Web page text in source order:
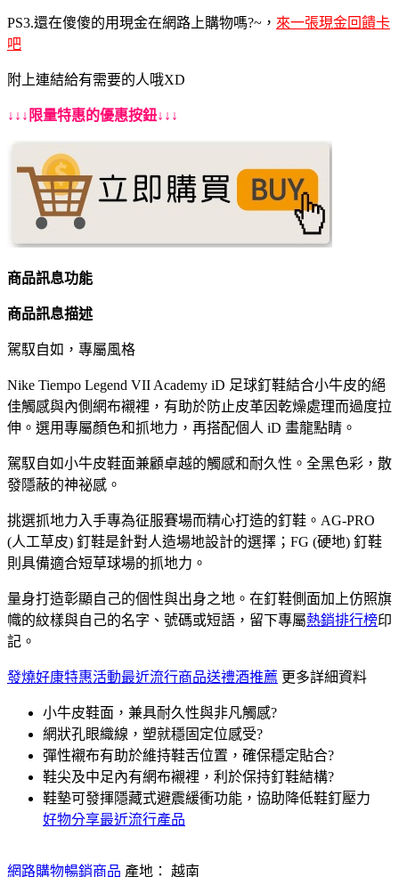
PS3.還在傻傻的用現金在網路上購物嗎?~， 來一張現金回饋卡
吧
附上連結給有需要的人哦XD
↓↓↓限量特惠的優惠按鈕↓↓↓
商品訊息功能
商品訊息描述
駕馭自如，專屬風格
Nike Tiempo Legend VII Academy iD 足球釘鞋結合小牛皮的絕
佳觸感與內側網布襯裡，有助於防止皮革因乾燥處理而過度拉
伸。選用專屬顏色和抓地力，再搭配個人 iD 畫龍點睛。
駕馭自如小牛皮鞋面兼顧卓越的觸感和耐久性。全黑色彩，散
發隱蔽的神祕感。
挑選抓地力入手專為征服賽場而精心打造的釘鞋。AG-PRO
(人工草皮) 釘鞋是針對人造場地設計的選擇；FG (硬地) 釘鞋
則具備適合短草球場的抓地力。
量身打造彰顯自己的個性與出身之地。在釘鞋側面加上仿照旗
幟的紋樣與自己的名字、號碼或短語，留下專屬熱銷排行榜印
記。
發燒好康特惠活動最近流行商品送禮酒推薦 更多詳細資料
小牛皮鞋面，兼具耐久性與非凡觸感?
網狀孔眼織線，塑就穩固定位感受?
彈性襯布有助於維持鞋舌位置，確保穩定貼合?
鞋尖及中足內有網布襯裡，利於保持釘鞋結構?
鞋墊可發揮隱藏式避震緩衝功能，協助降低鞋釘壓力
好物分享最近流行產品
網路購物暢銷商品 產地： 越南